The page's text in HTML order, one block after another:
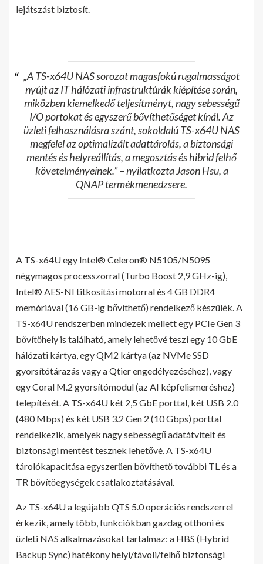
lejátszást biztosít.
„A TS-x64U NAS sorozat magasfokú rugalmasságot
nyújt az IT hálózati infrastruktúrák kiépítése során,
miközben kiemelkedő teljesítményt, nagy sebességű
I/O portokat és egyszerű bővíthetőséget kínál. Az
üzleti felhasználásra szánt, sokoldalú TS-x64U NAS
megfelel az optimalizált adattárolás, a biztonsági
mentés és helyreállítás, a megosztás és hibrid felhő
követelményeinek.” – nyilatkozta Jason Hsu, a
QNAP termékmenedzsere.
A TS-x64U egy Intel® Celeron® N5105/N5095
négymagos processzorral (Turbo Boost 2,9 GHz-ig),
Intel® AES-NI titkosítási motorral és 4 GB DDR4
memóriával (16 GB-ig bővíthető) rendelkező készülék. A
TS-x64U rendszerben mindezek mellett egy PCIe Gen 3
bővítőhely is található, amely lehetővé teszi egy 10 GbE
hálózati kártya, egy QM2 kártya (az NVMe SSD
gyorsítótárazás vagy a Qtier engedélyezéséhez), vagy
egy Coral M.2 gyorsítómodul (az AI képfelismeréshez)
telepítését. A TS-x64U két 2,5 GbE porttal, két USB 2.0
(480 Mbps) és két USB 3.2 Gen 2 (10 Gbps) porttal
rendelkezik, amelyek nagy sebességű adatátvitelt és
biztonsági mentést tesznek lehetővé. A TS-x64U
tárolókapacitása egyszerűen bővíthető további TL és a
TR bővítőegységek csatlakoztatásával.
Az TS-x64U a legújabb QTS 5.0 operációs rendszerrel
érkezik, amely több, funkciókban gazdag otthoni és
üzleti NAS alkalmazásokat tartalmaz: a HBS (Hybrid
Backup Sync) hatékony helyi/távoli/felhő biztonsági